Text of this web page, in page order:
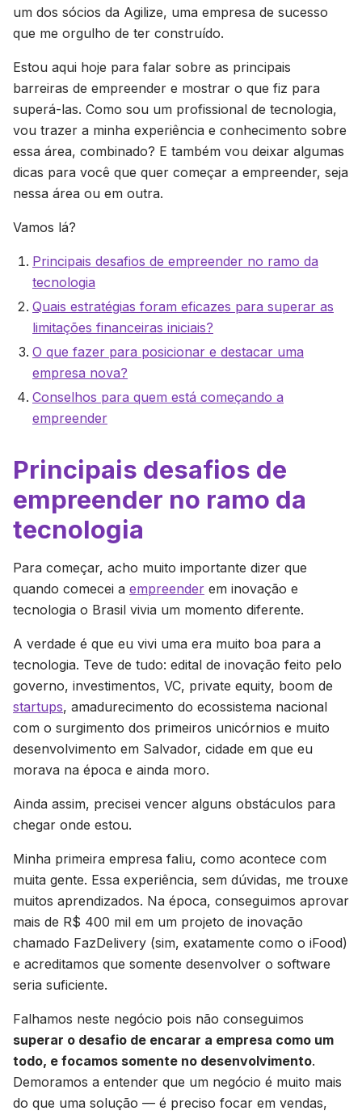
um dos sócios da Agilize, uma empresa de sucesso
que me orgulho de ter construído.
Estou aqui hoje para falar sobre as principais
barreiras de empreender e mostrar o que fiz para
superá-las. Como sou um profissional de tecnologia,
vou trazer a minha experiência e conhecimento sobre
essa área, combinado? E também vou deixar algumas
dicas para você que quer começar a empreender, seja
nessa área ou em outra.
Vamos lá?
Principais desafios de empreender no ramo da
tecnologia
Quais estratégias foram eficazes para superar as
limitações financeiras iniciais?
O que fazer para posicionar e destacar uma
empresa nova?
Conselhos para quem está começando a
empreender
Principais desafios de
empreender no ramo da
tecnologia
Para começar, acho muito importante dizer que
quando comecei a empreender em inovação e
tecnologia o Brasil vivia um momento diferente.
A verdade é que eu vivi uma era muito boa para a
tecnologia. Teve de tudo: edital de inovação feito pelo
governo, investimentos, VC, private equity, boom de
startups, amadurecimento do ecossistema nacional
com o surgimento dos primeiros unicórnios e muito
desenvolvimento em Salvador, cidade em que eu
morava na época e ainda moro.
Ainda assim, precisei vencer alguns obstáculos para
chegar onde estou.
Minha primeira empresa faliu, como acontece com
muita gente. Essa experiência, sem dúvidas, me trouxe
muitos aprendizados. Na época, conseguimos aprovar
mais de R$ 400 mil em um projeto de inovação
chamado FazDelivery (sim, exatamente como o iFood)
e acreditamos que somente desenvolver o software
seria suficiente.
Falhamos neste negócio pois não conseguimos
superar o desafio de encarar a empresa como um
todo, e focamos somente no desenvolvimento.
Demoramos a entender que um negócio é muito mais
do que uma solução — é preciso focar em vendas,